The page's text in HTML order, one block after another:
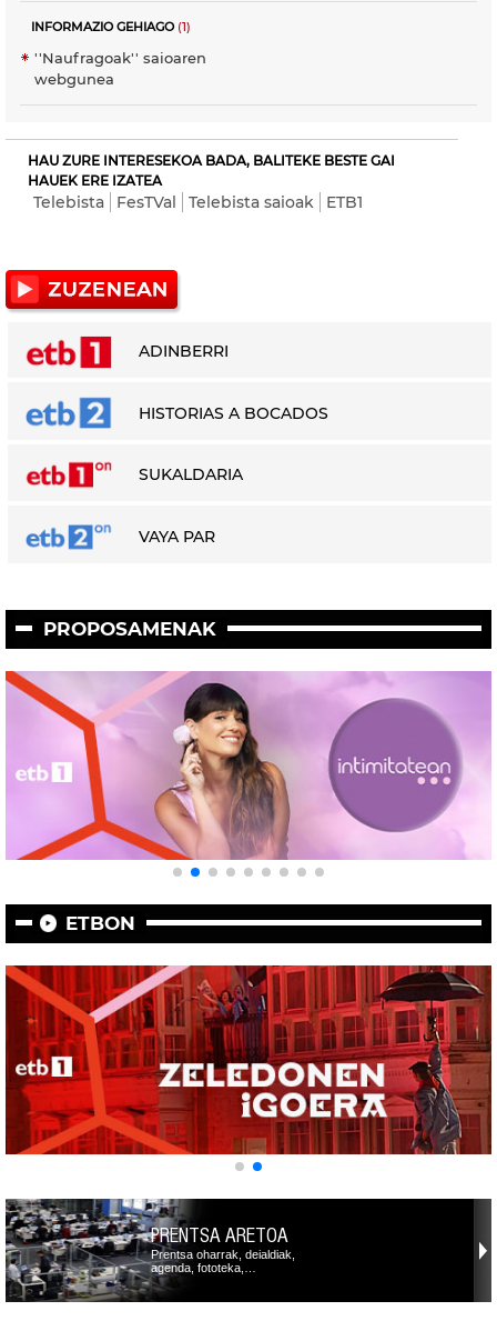
INFORMAZIO GEHIAGO(1)
''Naufragoak'' saioaren
webgunea
HAU ZURE INTERESEKOA BADA, BALITEKE BESTE GAI
HAUEK ERE IZATEA
Telebista FesTVal Telebista saioak ETB1
ADINBERRI
HISTORIAS A BOCADOS
SUKALDARIA
VAYA PAR
PROPOSAMENAK
ETBON
PRENTSA ARETOA
Prentsa oharrak, deialdiak,
agenda, fototeka,…